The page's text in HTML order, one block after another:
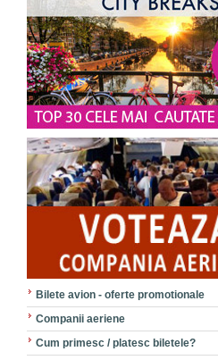
Bilete avion - oferte promotionale
Companii aeriene
Cum primesc / platesc biletele?